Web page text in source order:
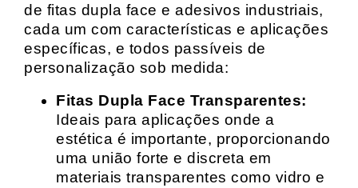
de fitas dupla face e adesivos industriais,
cada um com características e aplicações
específicas, e todos passíveis de
personalização sob medida:
Fitas Dupla Face Transparentes:
Ideais para aplicações onde a
estética é importante, proporcionando
uma união forte e discreta em
materiais transparentes como vidro e